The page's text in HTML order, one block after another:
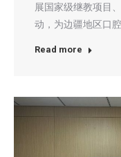
展国家级继教项目
动，为边疆地区口
Read more